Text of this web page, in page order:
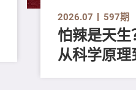
2026.07 597期
怕辣是天生
从科学原